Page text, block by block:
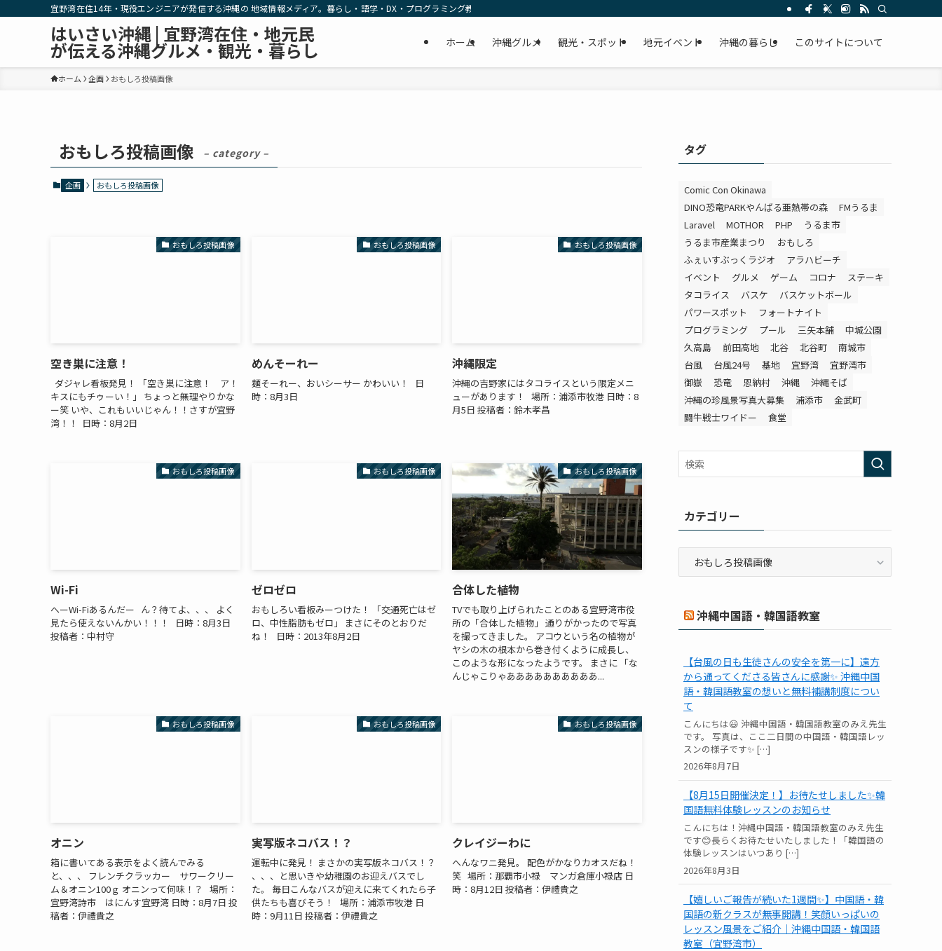
宜野湾在住14年・現役エンジニアが発信する沖縄の 地域情報メディア。暮らし・語学・DX・プログラミング教育の リアルな一次情報をお届けします。
はいさい沖縄 | 宜野湾在住・地元民
が伝える沖縄グルメ・観光・暮らし ホーム 沖縄グルメ 観光・スポット 地元イベント 沖縄の暮らし このサイトについて
ホーム 企画 おもしろ投稿画像
おもしろ投稿画像 – category –
企画 おもしろ投稿画像
おもしろ投稿画像
空き巣に注意！
ダジャレ看板発見！ 「空き巣に注意！ ア！
キスにもチゥーい！」 ちょっと無理やりかな
ー笑 いや、これもいいじゃん！！さすが宜野
湾！！ 日時：8月2日
おもしろ投稿画像
めんそーれー
麺そーれー、おいシーサー かわいい！ 日
時：8月3日
おもしろ投稿画像
沖縄限定
沖縄の吉野家にはタコライスという限定メニ
ューがあります！ 場所：浦添市牧港 日時：8
月5日 投稿者：鈴木孝昌
おもしろ投稿画像
Wi-Fi
へーWi-Fiあるんだー ん？待てよ、、、 よく
見たら使えないんかい！！！ 日時：8月3日
投稿者：中村守
おもしろ投稿画像
ゼロゼロ
おもしろい看板みーつけた！ 「交通死亡はゼ
ロ、中性脂肪もゼロ」 まさにそのとおりだ
ね！ 日時：2013年8月2日
おもしろ投稿画像
合体した植物
TVでも取り上げられたことのある宜野湾市役
所の「合体した植物」 通りがかったので写真
を撮ってきました。 アコウという名の植物が
ヤシの木の根本から巻き付くように成長し、
このような形になったようです。 まさに 「な
んじゃこりゃああああああああああ...
おもしろ投稿画像
オニン
箱に書いてある表示をよく読んでみる
と、、、 フレンチクラッカー サワークリー
ム＆オニン100ｇ オニンって何味！？ 場所：
宜野湾詩市 はにんす宜野湾 日時：8月7日 投
稿者：伊禮貴之
おもしろ投稿画像
実写版ネコバス！？
運転中に発見！ まさかの実写版ネコバス！？
、、、と思いきや幼稚園のお迎えバスでし
た。 毎日こんなバスが迎えに来てくれたら子
供たちも喜びそう！ 場所：浦添市牧港 日
時：9月11日 投稿者：伊禮貴之
おもしろ投稿画像
クレイジーわに
へんなワニ発見。 配色がかなりカオスだね！
笑 場所：那覇市小禄 マンガ倉庫小禄店 日
時：8月12日 投稿者：伊禮貴之
タグ
Comic Con Okinawa
DINO恐竜PARKやんばる亜熱帯の森
FMうるま
Laravel
MOTHOR PHP
うるま市
うるま市産業まつり
おもしろ
ふぇいすぶっくラジオ
アラハビーチ
イベント
グルメ ゲーム コロナ
ステーキ
タコライス
バスケ
バスケットボール
パワースポット
フォートナイト
プログラミング
プール 三矢本舗
中城公園
久高島
前田高地 北谷 北谷町
南城市
台風
台風24号 基地 宜野湾
宜野湾市
御嶽
恐竜 恩納村 沖縄
沖縄そば
沖縄の珍風景写真大募集
浦添市
金武町
闘牛戦士ワイドー
食堂
カテゴリー
ー
沖縄中国語・韓国語教室
【台風の日も生徒さんの安全を第一に】遠方
から通ってくださる皆さんに感謝✨ 沖縄中国
語・韓国語教室の想いと無料補講制度につい
て
2026年8月7日
こんにちは😃 沖縄中国語・韓国語教室のみえ先生
です。 写真は、ここ二日間の中国語・韓国語レッ
スンの様子です✨ […]
【8月15日開催決定！】お待たせしました✨韓
国語無料体験レッスンのお知らせ
2026年8月3日
こんにちは！沖縄中国語・韓国語教室のみえ先生
です😊長らくお待たせいたしました！「韓国語の
体験レッスンはいつあり […]
【嬉しいご報告が続いた1週間✨】中国語・韓
国語の新クラスが無事開講！笑顔いっぱいの
レッスン風景をご紹介｜沖縄中国語・韓国語
教室（宜野湾市）